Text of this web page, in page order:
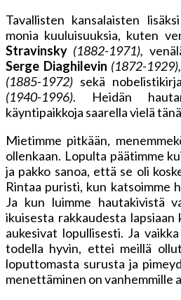
Tavallisten kansalaisten
monia kuuluisuuksia, kuten
Stravinsky (1882-1971),
Serge Diaghilevin (1872-1929),
(1885-1972) sekä
(1940-1996). Heidän
käyntipaikkoja saarella vielä
Mietimme pitkään,
ollenkaan. Lopulta päätimme
ja pakko sanoa, että se oli
Rintaa puristi, kun katsoimme
Ja kun luimme hautakivistä
ikuisesta rakkaudesta lapsiaan
aukesivat lopullisesti. Ja
todella hyvin, ettei meillä
loputtomasta surusta ja
menettäminen on vanhemmille